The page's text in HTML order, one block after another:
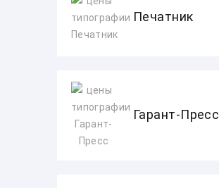
Печатник
Гарант-Пресс